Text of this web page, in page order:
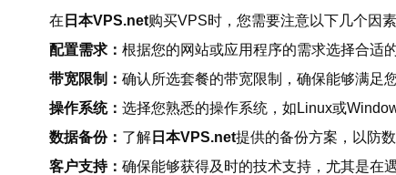
在 日本VPS.net购买VPS时，您需要注意以下几个因素
配置需求： 根据您的网站或应用程序的需求选择合适
带宽限制： 确认所选套餐的带宽限制，确保能够满足
操作系统： 选择您熟悉的操作系统，如Linux或
数据备份： 了解 日本VPS.net提供的备份方案，以防数
客户支持： 确保能够获得及时的技术支持，尤其是在